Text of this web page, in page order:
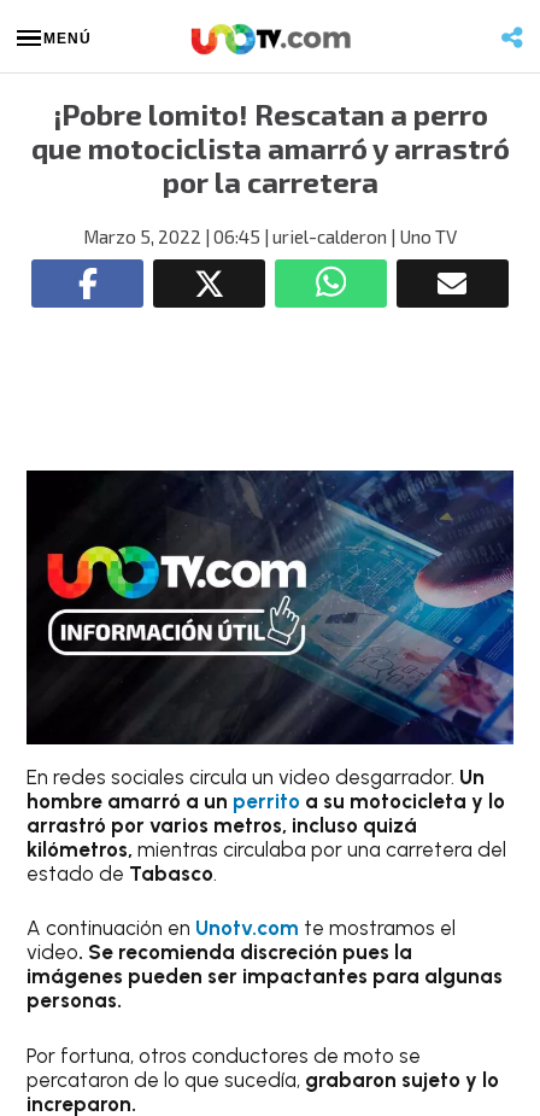
MENÚ
¡Pobre lomito! Rescatan a perro
que motociclista amarró y arrastró
por la carretera
Marzo 5, 2022 | 06:45 | uriel-calderon | Uno TV
En redes sociales circula un video desgarrador. Un
hombre amarró a un perrito a su motocicleta y lo
arrastró por varios metros, incluso quizá
kilómetros, mientras circulaba por una carretera del
estado de Tabasco.
A continuación en Unotv.com te mostramos el
video. Se recomienda discreción pues la
imágenes pueden ser impactantes para algunas
personas.
Por fortuna, otros conductores de moto se
percataron de lo que sucedía, grabaron sujeto y lo
increparon.